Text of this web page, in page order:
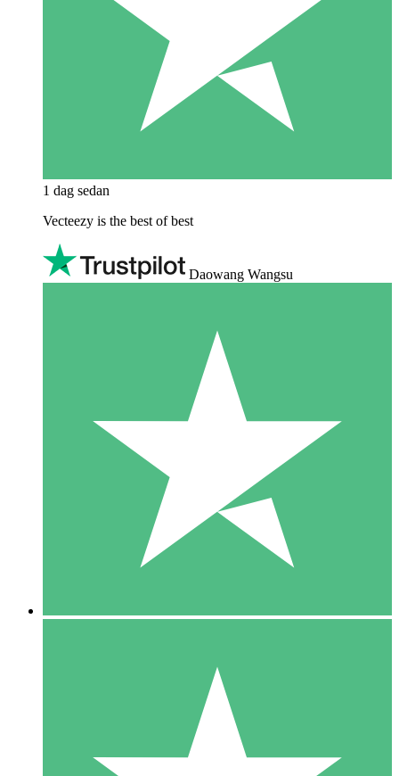
1 dag sedan
Vecteezy is the best of best
Daowang Wangsu